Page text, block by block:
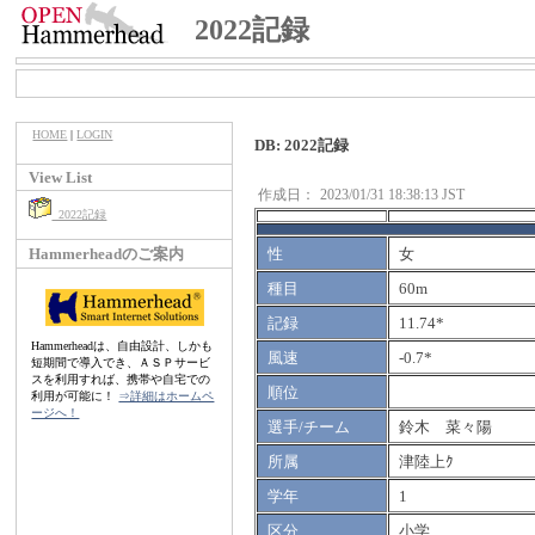
2022記録
HOME |LOGIN
View List
2022記録
Hammerheadのご案内
Hammerheadは、自由設計、しかも
短期間で導入でき、ＡＳＰサービ
スを利用すれば、携帯や自宅での
利用が可能に！ ⇒詳細はホームペ
ージへ！
DB: 2022記録
作成日： 2023/01/31 18:38:13 JST
性
女
種目
60m
記録
11.74*
風速
-0.7*
順位
選手/チーム
鈴木 菜々陽
所属
津陸上ｸ
学年
1
区分
小学